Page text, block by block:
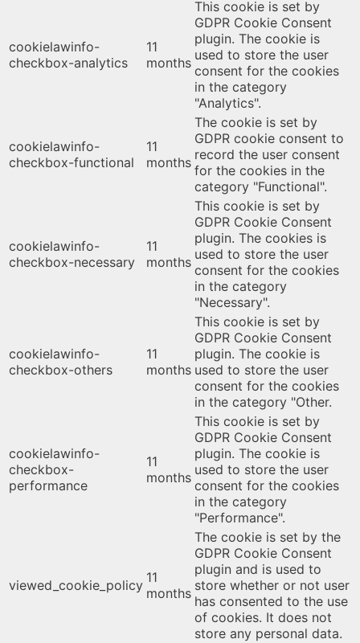
cookielawinfo-
checkbox-analytics
11
months
This cookie is set by
GDPR Cookie Consent
plugin. The cookie is
used to store the user
consent for the cookies
in the category
"Analytics".
cookielawinfo-
checkbox-functional
11
months
The cookie is set by
GDPR cookie consent to
record the user consent
for the cookies in the
category "Functional".
cookielawinfo-
checkbox-necessary
11
months
This cookie is set by
GDPR Cookie Consent
plugin. The cookies is
used to store the user
consent for the cookies
in the category
"Necessary".
cookielawinfo-
checkbox-others
11
months
This cookie is set by
GDPR Cookie Consent
plugin. The cookie is
used to store the user
consent for the cookies
in the category "Other.
cookielawinfo-
checkbox-
performance
11
months
This cookie is set by
GDPR Cookie Consent
plugin. The cookie is
used to store the user
consent for the cookies
in the category
"Performance".
viewed_cookie_policy 11
months
The cookie is set by the
GDPR Cookie Consent
plugin and is used to
store whether or not user
has consented to the use
of cookies. It does not
store any personal data.